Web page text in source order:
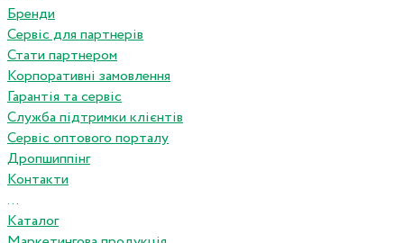
Бренди
Сервіс для партнерів
Стати партнером
Корпоративні замовлення
Гарантія та сервіс
Служба підтримки клієнтів
Сервіс оптового порталу
Дропшиппінг
Контакти
...
Каталог